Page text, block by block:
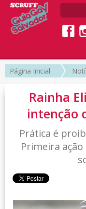
Página Inicial
Rainha
intenção
Prática é
Primeira